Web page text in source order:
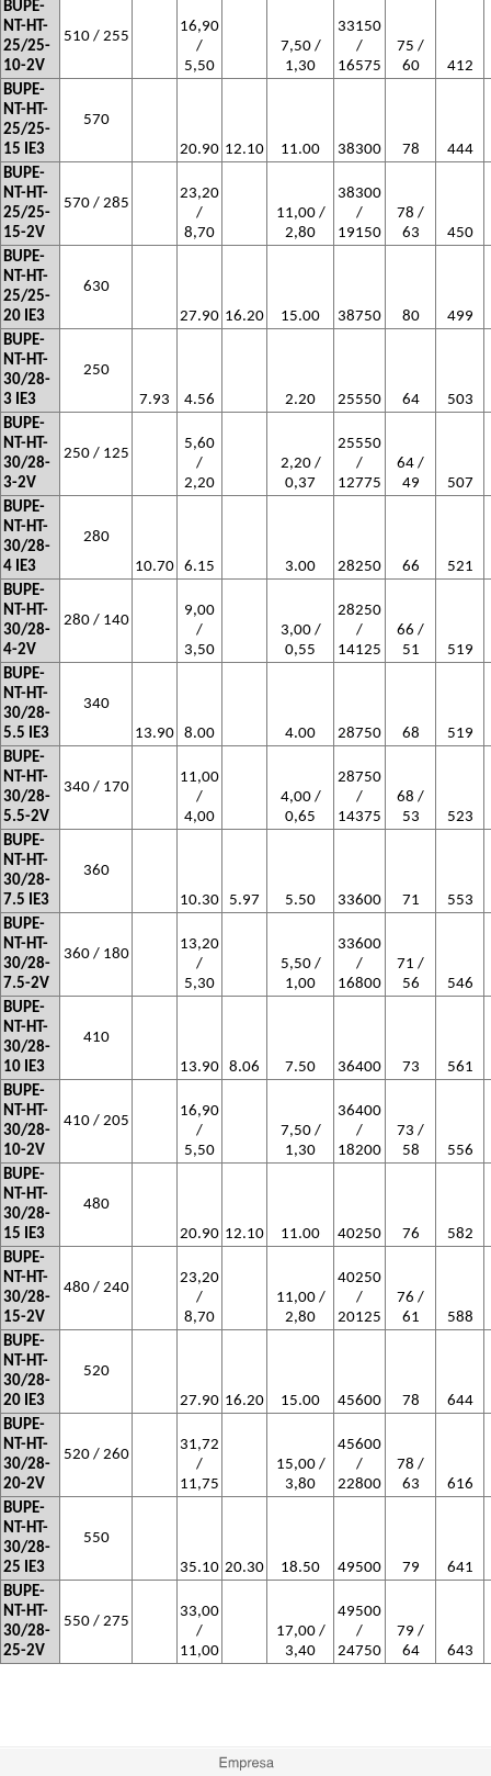
BUPE-
NT-HT-
25/25-
10-2V
510 / 255
16,90
/
5,50
7,50 /
1,30
33150
/
16575
75 /
60
412
BUPE-
NT-HT-
25/25-
15 IE3
570
20.90 12.10 11.00 38300 78
444
BUPE-
NT-HT-
25/25-
15-2V
570 / 285
23,20
/
8,70
11,00 /
2,80
38300
/
19150
78 /
63
450
BUPE-
NT-HT-
25/25-
20 IE3
630
27.90 16.20 15.00 38750 80
499
BUPE-
NT-HT-
30/28-
3 IE3
250
7.93
4.56 2.20 25550 64
503
BUPE-
NT-HT-
30/28-
3-2V
250 / 125
5,60
/
2,20
2,20 /
0,37
25550
/
12775
64 /
49
507
BUPE-
NT-HT-
30/28-
4 IE3
280
10.70 6.15 3.00 28250 66
521
BUPE-
NT-HT-
30/28-
4-2V
280 / 140
9,00
/
3,50
3,00 /
0,55
28250
/
14125
66 /
51
519
BUPE-
NT-HT-
30/28-
5.5 IE3
340
13.90 8.00 4.00 28750 68
519
BUPE-
NT-HT-
30/28-
5.5-2V
340 / 170
11,00
/
4,00
4,00 /
0,65
28750
/
14375
68 /
53
523
BUPE-
NT-HT-
30/28-
7.5 IE3
360
10.30
5.97 5.50 33600 71
553
BUPE-
NT-HT-
30/28-
7.5-2V
360 / 180
13,20
/
5,30
5,50 /
1,00
33600
/
16800
71 /
56
546
BUPE-
NT-HT-
30/28-
10 IE3
410
13.90 8.06 7.50 36400 73
561
BUPE-
NT-HT-
30/28-
10-2V
410 / 205
16,90
/
5,50
7,50 /
1,30
36400
/
18200
73 /
58
556
BUPE-
NT-HT-
30/28-
15 IE3
480
20.90 12.10 11.00 40250 76
582
BUPE-
NT-HT-
30/28-
15-2V
480 / 240
23,20
/
8,70
11,00 /
2,80
40250
/
20125
76 /
61
588
BUPE-
NT-HT-
30/28-
20 IE3
520
27.90 16.20 15.00 45600 78
644
BUPE-
NT-HT-
30/28-
20-2V
520 / 260
31,72
/
11,75
15,00 /
3,80
45600
/
22800
78 /
63
616
BUPE-
NT-HT-
30/28-
25 IE3
550
35.10 20.30 18.50 49500 79
641
BUPE-
NT-HT-
30/28-
25-2V
550 / 275
33,00
/
11,00
17,00 /
3,40
49500
/
24750
79 /
64
643